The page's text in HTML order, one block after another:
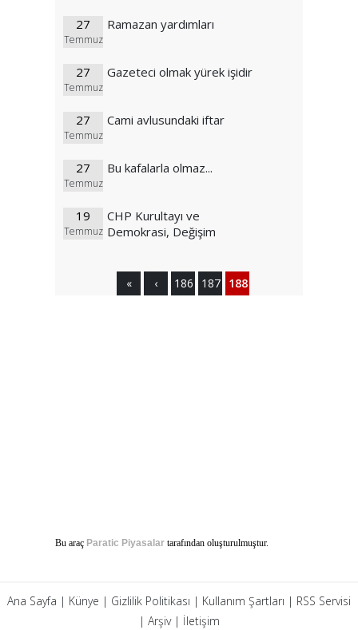
27
Temmuz
Ramazan yardımları
27
Temmuz
Gazeteci olmak yürek işidir
27
Temmuz
Cami avlusundaki iftar
27
Temmuz
Bu kafalarla olmaz...
19
Temmuz
CHP Kurultayı ve
Demokrasi, Değişim
« ‹ 186 187 188
Bu araç Paratic Piyasalar tarafından oluşturulmuştur.
Ana Sayfa | Künye | Gizlilik Politikası | Kullanım Şartları | RSS Servisi
| Arşiv| İletişim